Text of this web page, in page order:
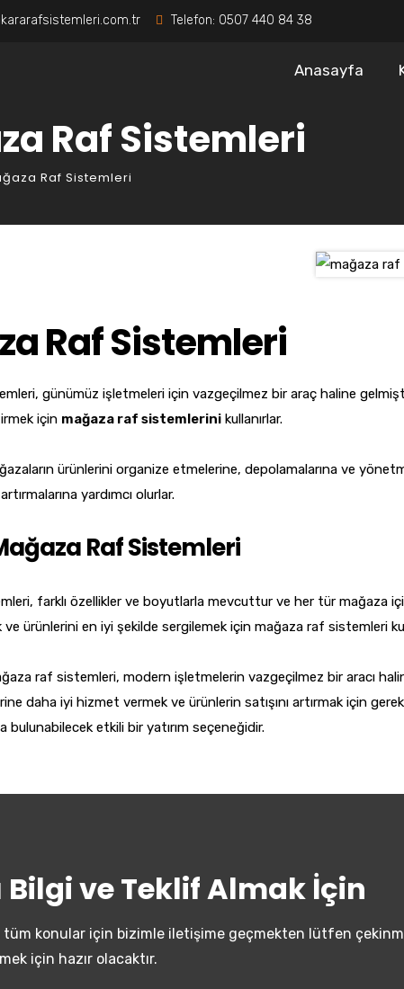
Telefon: 0507 440 84 38
Anasayfa
Raf Sistemleri
Raf Sistemleri
Raf Sistemleri
günümüz işletmeleri için vazgeçilmez bir araç haline
için mağaza raf sistemlerini kullanırlar.
ürünlerini organize etmelerine, depolamalarına ve
yardımcı olurlar.
Raf Sistemleri
farklı özellikler ve boyutlarla mevcuttur ve her tür mağaza
ve ürünlerini en iyi şekilde sergilemek için mağaza raf sistemleri
raf sistemleri, modern işletmelerin vazgeçilmez bir aracı
daha iyi hizmet vermek ve ürünlerin satışını artırmak için
bulunabilecek etkili bir yatırım seçeneğidir.
Bilgi ve Teklif Almak İçin
tüm konular için bizimle iletişime geçmekten lütfen
için hazır olacaktır.